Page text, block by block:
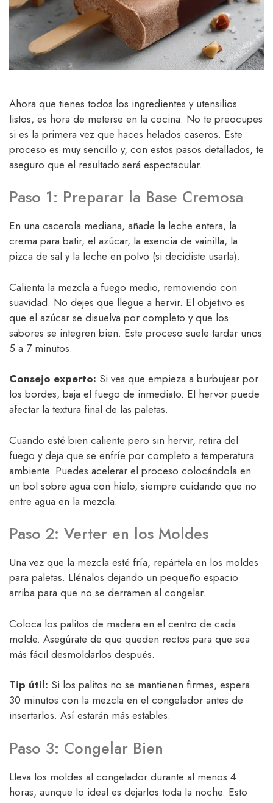
Ahora que tienes todos los ingredientes y utensilios
listos, es hora de meterse en la cocina. No te preocupes
si es la primera vez que haces helados caseros. Este
proceso es muy sencillo y, con estos pasos detallados, te
aseguro que el resultado será espectacular.
Paso 1: Preparar la Base Cremosa
En una cacerola mediana, añade la leche entera, la
crema para batir, el azúcar, la esencia de vainilla, la
pizca de sal y la leche en polvo (si decidiste usarla).
Calienta la mezcla a fuego medio, removiendo con
suavidad. No dejes que llegue a hervir. El objetivo es
que el azúcar se disuelva por completo y que los
sabores se integren bien. Este proceso suele tardar unos
5 a 7 minutos.
Consejo experto: Si ves que empieza a burbujear por
los bordes, baja el fuego de inmediato. El hervor puede
afectar la textura final de las paletas.
Cuando esté bien caliente pero sin hervir, retira del
fuego y deja que se enfríe por completo a temperatura
ambiente. Puedes acelerar el proceso colocándola en
un bol sobre agua con hielo, siempre cuidando que no
entre agua en la mezcla.
Paso 2: Verter en los Moldes
Una vez que la mezcla esté fría, repártela en los moldes
para paletas. Llénalos dejando un pequeño espacio
arriba para que no se derramen al congelar.
Coloca los palitos de madera en el centro de cada
molde. Asegúrate de que queden rectos para que sea
más fácil desmoldarlos después.
Tip útil: Si los palitos no se mantienen firmes, espera
30 minutos con la mezcla en el congelador antes de
insertarlos. Así estarán más estables.
Paso 3: Congelar Bien
Lleva los moldes al congelador durante al menos 4
horas, aunque lo ideal es dejarlos toda la noche. Esto